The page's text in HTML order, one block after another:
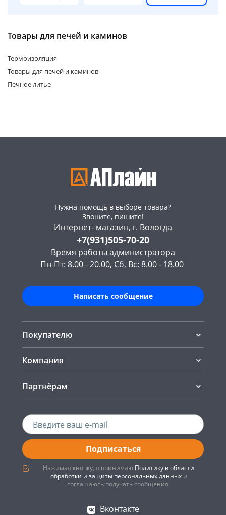
Товары для печей и каминов
Термоизоляция
Товары для печей и каминов
Печное литье
Нужна помощь в выборе товара?
Звоните, пишите!
Интернет- магазин, г. Вологда
+7(931)505-70-20
Время работы администратора
Пн-Пт: 8.00 - 20.00, Сб, Вс: 8.00 - 18.00
Написать сообщение
Покупателю
Компания
Партнёрам
Подписаться
Нажимая кнопку, я принимаю Политику в области
обработки и защиты персональных данныхи
соглашаюсь получать сообщения.
Вконтакте
раз в 2 недели